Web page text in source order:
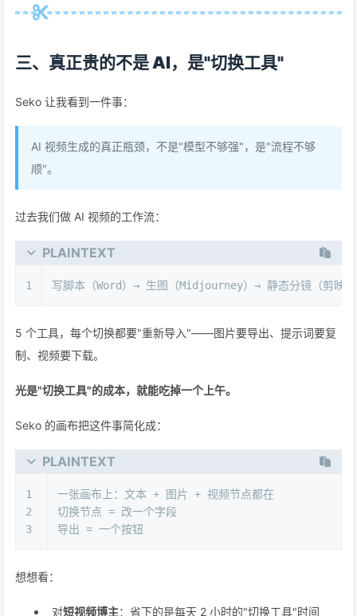
三、 真正贵的不是 AI，是"切换工具"
Seko 让我看到一件事：
AI 视频生成的真正瓶颈，不是"模型不够强"，是"流程不够
顺"。
过去我们做 AI 视频的工作流：
PLAINTEXT
1 写脚本（Word）→ 生图（Midjourney）→ 静态分镜（剪映
5 个工具，每个切换都要"重新导入"——图片要导出、提示词要复
制、视频要下载。
光是"切换工具"的成本，就能吃掉一个上午。
Seko 的画布把这件事简化成：
PLAINTEXT
1
2
3
一张画布上：文本 + 图片 + 视频节点都在
切换节点 = 改一个字段
导出 = 一个按钮
想想看：
对短视频博主：省下的是每天 2 小时的"切换工具"时间